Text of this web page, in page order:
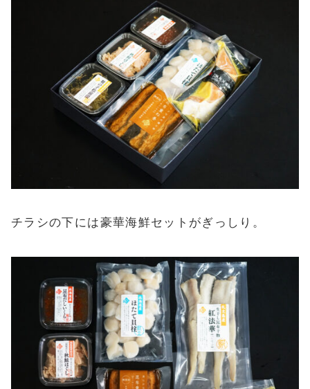
チラシの下には豪華海鮮セットがぎっしり。